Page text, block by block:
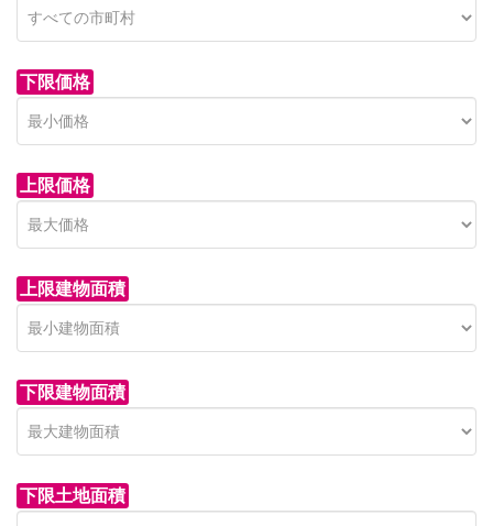
下限価格
上限価格
上限建物面積
下限建物面積
下限土地面積
青木新築分譲住宅
on call
Price on call
セン
850